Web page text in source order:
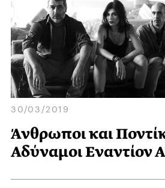
30/03/2019
Άνθρωποι και
Αδύναμοι Εναντίον